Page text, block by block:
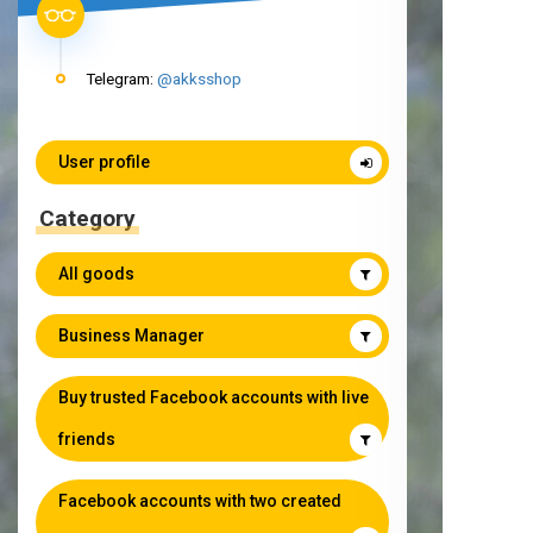
Telegram: @akksshop
User profile
Category
All goods
Business Manager
Buy trusted Facebook accounts with live
friends
Facebook accounts with two created